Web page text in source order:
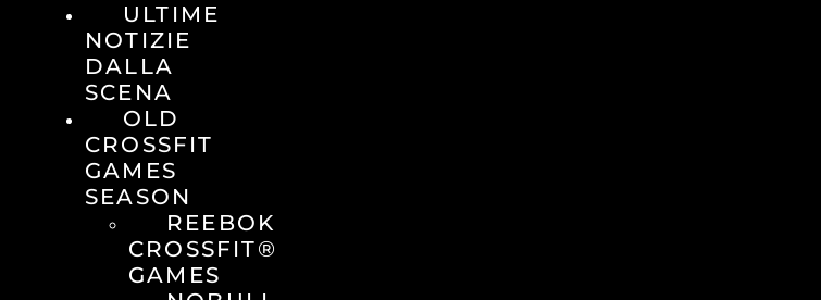
ULTIME
NOTIZIE
DALLA
SCENA
OLD
CROSSFIT
GAMES
SEASON
REEBOK
CROSSFIT®
GAMES